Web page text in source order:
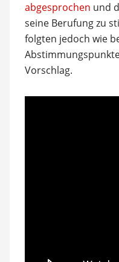
abgesprochen und
seine Berufung zu
folgten jedoch wie
Vorschlag.